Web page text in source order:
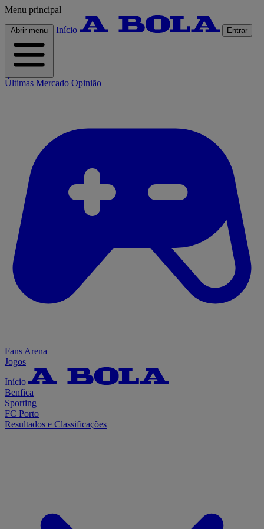
Menu principal
Abrir menu Início Entrar
Últimas Mercado Opinião
Fans Arena
Jogos
Início
Benfica
Sporting
FC Porto
Resultados e Classificações